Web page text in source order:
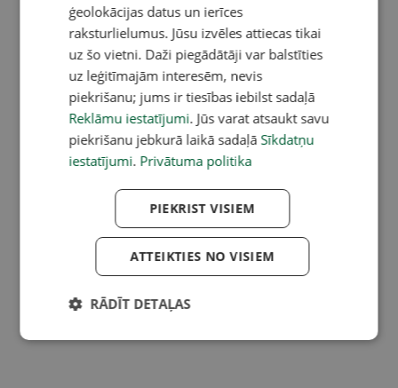
ģeolokācijas datus un ierīces
raksturlielumus. Jūsu izvēles attiecas tikai
uz šo vietni. Daži piegādātāji var balstīties
uz leģitīmajām interesēm, nevis
piekrišanu; jums ir tiesības iebilst sadaļā
Reklāmu iestatījumi. Jūs varat atsaukt savu
piekrišanu jebkurā laikā sadaļā Sīkdatņu
iestatījumi. Privātuma politika
PIEKRIST VISIEM
ATTEIKTIES NO VISIEM
RĀDĪT DETAĻAS